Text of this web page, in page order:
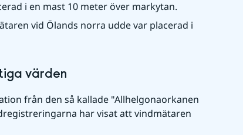
i en mast 10 meter över markytan.
vid Ölands norra udde var placerad i
värden
från den så kallade "Allhelgonaorkanen
har visat att vindmätaren